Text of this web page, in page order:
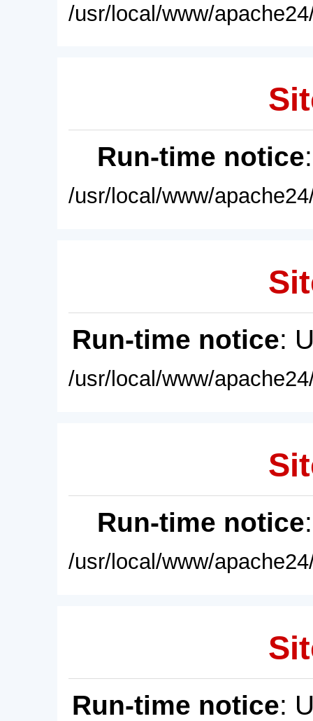
/usr/local/www/
Run-time notice
/usr/local/www/
Run-time notice:
/usr/local/www/
Run-time notice
/usr/local/www/
Run-time notice: